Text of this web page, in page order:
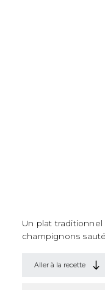
Un plat
champignons
Aller à la recette